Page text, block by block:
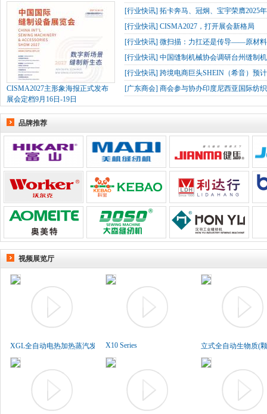
CISMA2027主形象海报正式发布
展会定档9月16日-19日
[行业快讯] 拓卡奔马、冠炯、宝宇荣膺2025
[行业快讯] CISMA2027，打开展会新格局
[行业快讯] 微扫描：力扛还是传导——原材
[行业快讯] 中国缝制机械协会调研台州缝制
[行业快讯] 跨境电商巨头SHEIN（希音）预
[广东商会] 商会参与协办印度尼西亚国际纺
品牌推荐
视频展览厅
XGL全自动电热加热蒸汽发生..X10 Series 立式全自动生物质(